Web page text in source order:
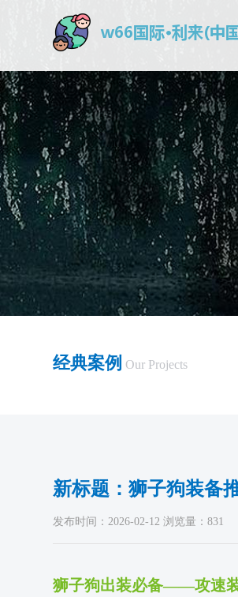
经典案例 Our Projects
新标题：狮子狗装备
发布时间：2026-02-12 浏览量：831
狮子狗出装必备——攻速